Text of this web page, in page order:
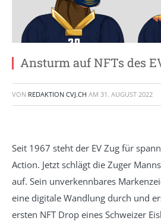
Ansturm auf NFTs des
VON REDAKTION CVJ.CH AM 31. AUGUST 2022
Seit 1967 steht der EV Zug für
Action. Jetzt schlägt die Zuger
auf. Sein unverkennbares
eine digitale Wandlung durch und
ersten NFT Drop eines Schweizer